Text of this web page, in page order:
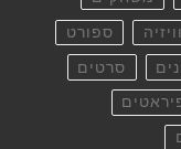
ספורט
סרטים